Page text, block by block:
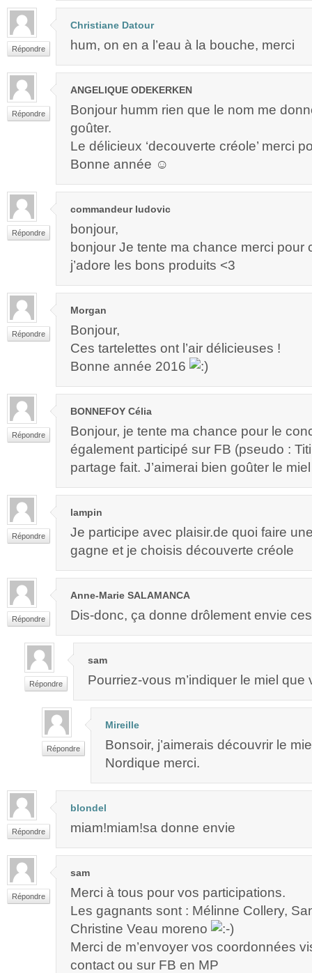
Répondre
Christiane Datour
hum, on en a l’eau à la bouche, merci
Répondre
ANGELIQUE ODEKERKEN
Bonjour humm rien que le nom me
goûter.
Le délicieux ‘decouverte créole’ merci
Bonne année ☺
Répondre
commandeur ludovic
bonjour,
bonjour Je tente ma chance merci pour
j’adore les bons produits <3
Répondre
Morgan
Bonjour,
Ces tartelettes ont l’air délicieuses !
Bonne année 2016
Répondre
BONNEFOY Célia
Bonjour, je tente ma chance pour le
également participé sur FB (pseudo :
partage fait. J’aimerai bien goûter le
Répondre
lampin
Je participe avec plaisir.de quoi faire
gagne et je choisis découverte créole
Répondre
Anne-Marie SALAMANCA
Dis-donc, ça donne drôlement envie
Répondre
sam
Pourriez-vous m’indiquer le miel que
Répondre
Mireille
Bonsoir, j’aimerais découvrir le
Nordique merci.
Répondre
blondel
miam!miam!sa donne envie
Répondre
sam
Merci à tous pour vos participations.
Les gagnants sont : Mélinne Collery,
Christine Veau moreno
Merci de m’envoyer vos coordonnées
contact ou sur FB en MP